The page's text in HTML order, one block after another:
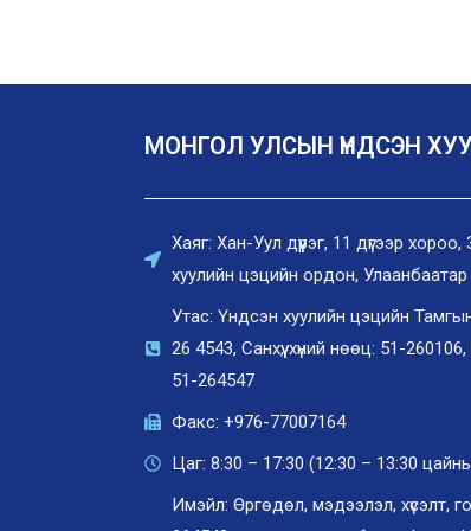
МОНГОЛ УЛСЫН ҮНДСЭН
Хаяг: Хан-Уул дүүрэг, 11 дүгээр
хуулийн цэцийн ордон,
Утас: Үндсэн хуулийн цэцийн
26 4543, Санхүү, хүний нөөц: 51-
51-264547
Факс: +976-77007164
Цаг: 8:30 – 17:30 (12:30 – 13:30
Имэйл: Өргөдөл, мэдээлэл, хүсэлт,